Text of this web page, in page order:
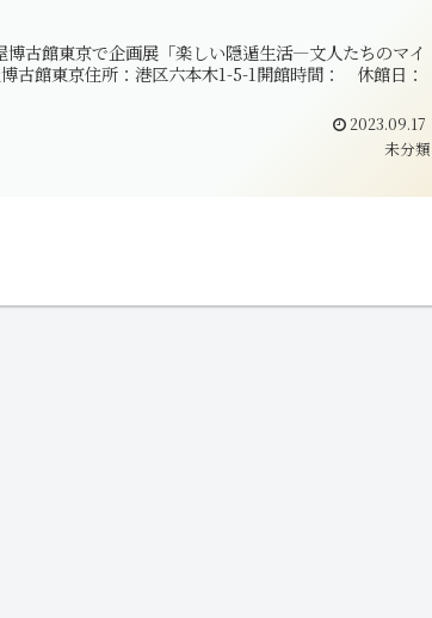
古館東京で企画展「楽しい隠遁生活―文人たちのマイ
古館東京住所：港区六本木1-5-1開館時間： 休館日：
2023.09.17
未分類